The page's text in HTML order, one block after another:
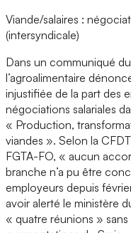
Viande/salaires :
(intersyndicale)
Dans un communiqué
l’agroalimentaire
injustifiée de la part des
négociations salariales
« Production,
viandes ». Selon la
FGTA-FO, « aucun
branche n’a pu être
employeurs depuis
avoir alerté le ministère
« quatre réunions »